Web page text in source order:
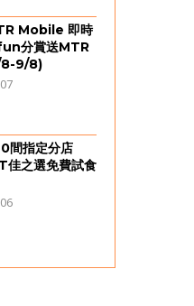
Mobile 即時
分賞送MTR
8-9/8)
間指定分店
佳之選免費試食